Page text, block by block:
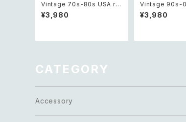
Vintage 70s-80s USA ret
ro white beads classical
necklace レトロ アメリカ ヴ
レス
¥3,980
Vintage 90s-
ro blue
exagon
ー エナメル ヘ
¥3,980
CATEGORY
Accessory